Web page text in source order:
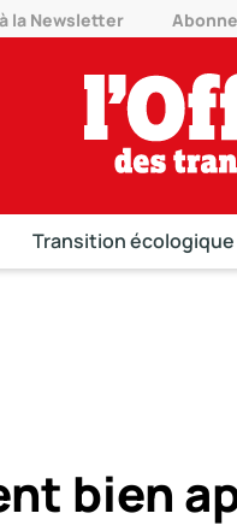
la Newsletter
Transition écologique
bien